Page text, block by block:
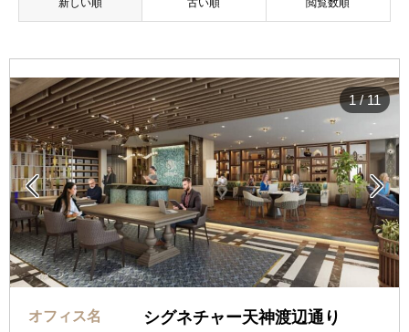
新しい順 古い順 閲覧数順
 
1/11
オフィス名 シグネチャー天神渡辺通り